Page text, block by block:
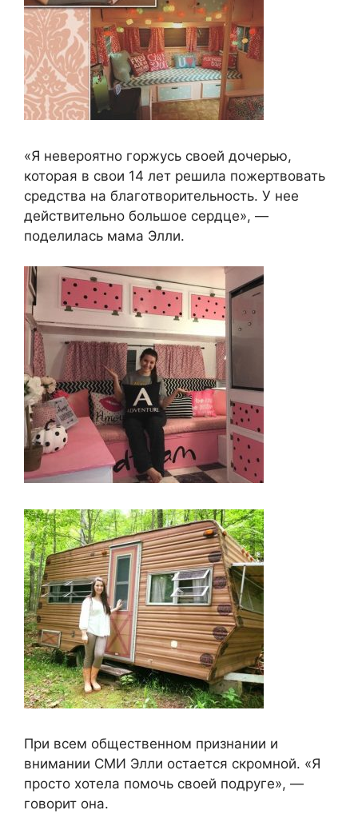
«Я невероятно горжусь своей дочерью,
которая в свои 14 лет решила пожертвовать
средства на благотворительность. У нее
действительно большое сердце», —
поделилась мама Элли.
При всем общественном признании и
внимании СМИ Элли остается скромной. «Я
просто хотела помочь своей подруге», —
говорит она.